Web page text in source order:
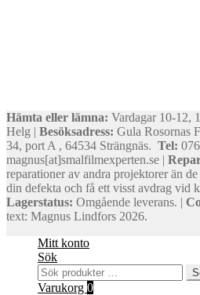
Hämta eller lämna: Vardagar 10-12,
Helg | Besöksadress: Gula Rosornas
34, port A , 64534 Strängnäs. Tel:
magnus[at]smalfilmexperten.se |
reparationer av andra projektorer än
din defekta och få ett visst avdrag vid
Lagerstatus: Omgående leverans. |
text: Magnus Lindfors 2026.
Mitt konto
Sök
Sök
efter:
Varukorg 0